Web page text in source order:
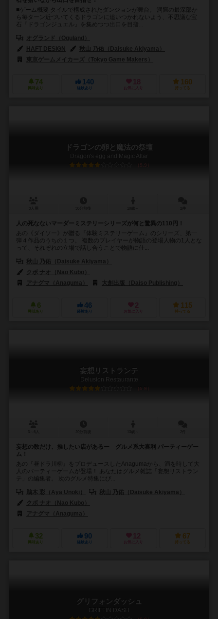
■ゲーム概要 タイルで構成されたダンジョンが舞台。 洞窟の最深部か
ら毎ターン近づいてくるドラゴンに追いつかれないよう、不思議な宝
石『ドラゴンジュエル』を集めつつ出口を目指...
オグランド（Oguland）
HAFT DESIGN
秋山 乃佑（Daisuke Akiyama）
東京ゲームメイカーズ（Tokyo Game Makers）
74
興味あり
140
経験あり
18
お気に入り
160
持ってる
ドラゴンの卵と魔法の祭壇
Dragon's egg and Magic Altar
5.9
人の死なないマーダーミステリーシリーズが何と驚異の110円！
あの《ダイソー》が贈る『体験ミステリーゲーム』のシリーズ、第一
弾４作品のうちの１つ。 複数のプレイヤーが物語の登場人物の1人とな
って、それぞれの立場で話し合うことで物語に仕...
秋山 乃佑（Daisuke Akiyama）
クボ ナオ（Nao Kubo）
アナグマ（Anaguma）
大創出版（Daiso Publishing）
6
興味あり
46
経験あり
2
お気に入り
115
持ってる
妄想リストランテ
Delusion Restaurante
5.9
妄想の数だけ、推したい店があるー グルメ系大喜利 パーティーゲー
ム！
あの『昼ドラ川柳』をプロデュースしたAnagumaから、満を時して大
人のパーティーゲームが登場！ あなたはグルメ雑誌「妄想リストラン
テ」の編集者。 次のグルメ特集にぴ...
鵜木 彩（Aya Unoki）
秋山 乃佑（Daisuke Akiyama）
クボ ナオ（Nao Kubo）
アナグマ（Anaguma）
32
興味あり
90
経験あり
12
お気に入り
67
持ってる
グリフォンダッシュ
GRIFFIN DASH